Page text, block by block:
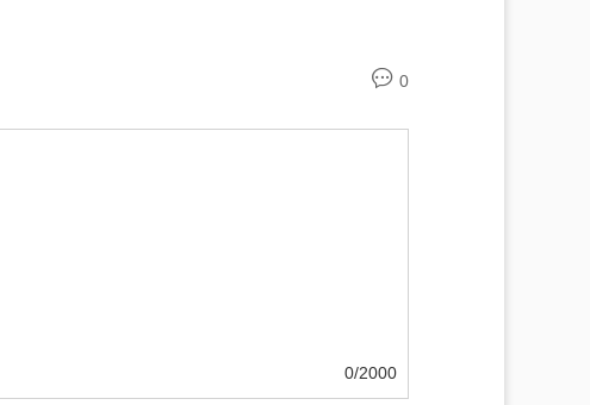
0
0/2000